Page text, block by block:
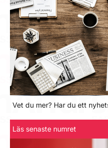
Vet du mer? Har du ett
Läs senaste numret